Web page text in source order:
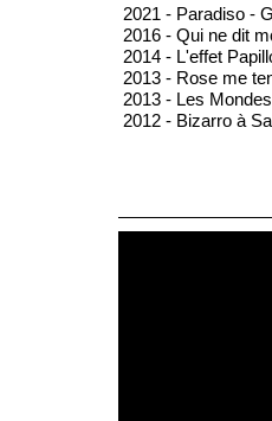
2021 - Paradiso -
2016 - Qui ne dit
2014 - L'effet
2013 - Rose me
2013 - Les
2012 - Bizarro à